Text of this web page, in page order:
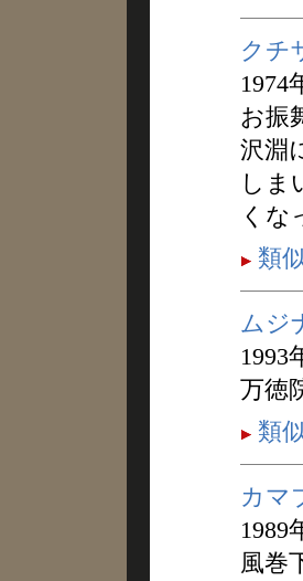
クチ
1974
お振
沢淵
しま
くな
類
ムジ
1993
万徳
類
カマ
1989
風巻